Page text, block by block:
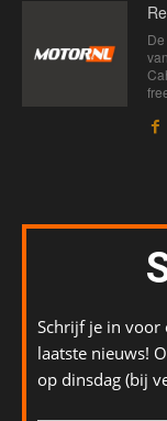
Schrijf je in voor
laatste nieuws!
op dinsdag (bij